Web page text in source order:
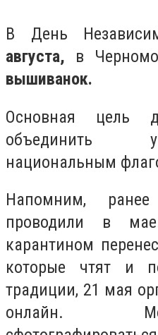
В День
августа, в
вышиванок.
Основная цель
объединить
национальным
Напомним,
проводили в
карантином
которые чтят и
традиции, 21 мая
онлайн.